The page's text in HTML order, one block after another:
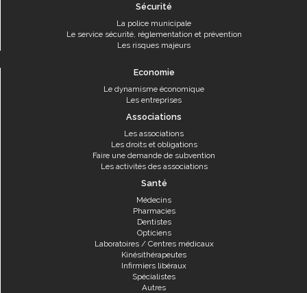
Sécurité
La police municipale
Le service sécurité, réglementation et prévention
Les risques majeurs
Economie
Le dynamisme économique
Les entreprises
Associations
Les associations
Les droits et obligations
Faire une demande de subvention
Les activités des associations
Santé
Médecins
Pharmacies
Dentistes
Opticiens
Laboratoires / Centres médicaux
Kinésithérapeutes
Infirmiers libéraux
Spécialistes
Autres